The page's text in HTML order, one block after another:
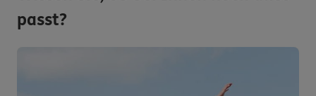
passt?